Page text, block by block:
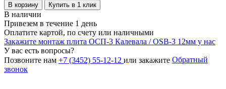
В корзину
Купить в 1 клик
В наличии
Привезем в течение 1 день
Оплатите картой, по счету или наличными
Закажите монтаж плита ОСП-3 Калевала / OSB-3 12мм у нас
У вас есть вопросы?
Позвоните нам +7 (3452) 55-12-12 или закажите Обратный
звонок